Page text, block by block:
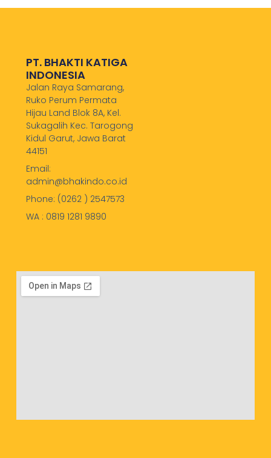
PT. BHAKTI KATIGA
INDONESIA
Jalan Raya Samarang,
Ruko Perum Permata
Hijau Land Blok 8A, Kel.
Sukagalih Kec. Tarogong
Kidul Garut, Jawa Barat
44151
Email:
admin@bhakindo.co.id
Phone: (0262 ) 2547573
WA : 0819 1281 9890